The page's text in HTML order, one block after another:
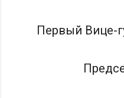
Первый Вице-